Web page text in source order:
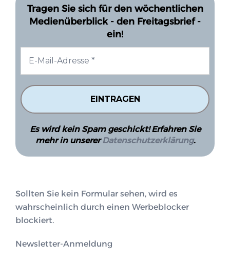
Tragen Sie sich für den wöchentlichen
Medienüberblick - den Freitagsbrief -
ein!
Es wird kein Spam geschickt! Erfahren Sie
mehr in unsererDatenschutzerklärung.
Sollten Sie kein Formular sehen, wird es
wahrscheinlich durch einen Werbeblocker
blockiert.
Newsletter-Anmeldung